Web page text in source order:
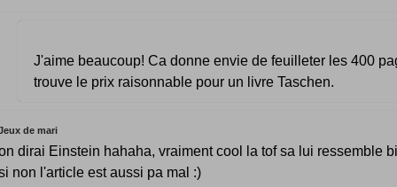
J'aime beaucoup! Ca donne envie de feuilleter les 400
trouve le prix raisonnable pour un livre Taschen.
de mari
dirai Einstein hahaha, vraiment cool la tof sa lui ressemble
non l'article est aussi pa mal :)